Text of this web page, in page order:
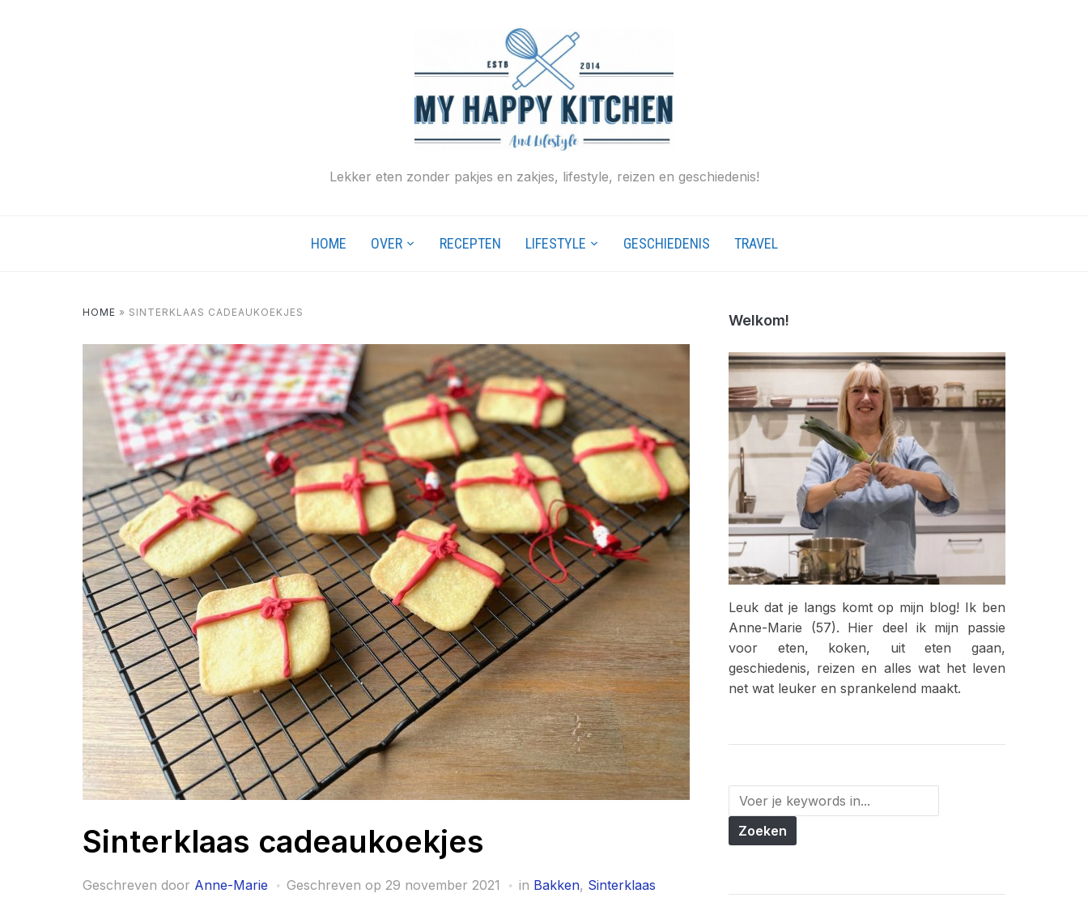
Lekker eten zonder pakjes en zakjes, lifestyle, reizen en geschiedenis!
HOME OVER RECEPTEN LIFESTYLE GESCHIEDENIS TRAVEL
HOME » SINTERKLAAS CADEAUKOEKJES
Sinterklaas cadeaukoekjes
Geschreven door Anne-Marie Geschreven op 29 november 2021 in Bakken, Sinterklaas
Welkom!
Leuk dat je langs komt op mijn blog! Ik ben
Anne-Marie (57). Hier deel ik mijn passie
voor eten, koken, uit eten gaan,
geschiedenis, reizen en alles wat het leven
net wat leuker en sprankelend maakt.